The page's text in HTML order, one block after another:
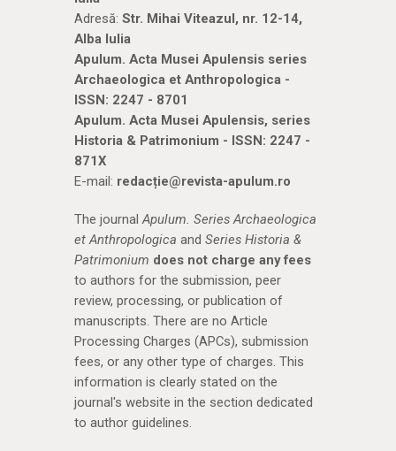
Adresă: Str. Mihai Viteazul, nr. 12-14,
Alba Iulia
Apulum. Acta Musei Apulensis series
Archaeologica et Anthropologica -
ISSN: 2247 - 8701
Apulum. Acta Musei Apulensis, series
Historia & Patrimonium - ISSN: 2247 -
871X
E-mail: redacție@revista-apulum.ro
The journalApulum. Series Archaeologica
et Anthropologica and Series Historia &
Patrimonium does not charge any fees
to authors for the submission, peer
review, processing, or publication of
manuscripts. There are no Article
Processing Charges (APCs), submission
fees, or any other type of charges. This
information is clearly stated on the
journal's website in the section dedicated
to author guidelines.